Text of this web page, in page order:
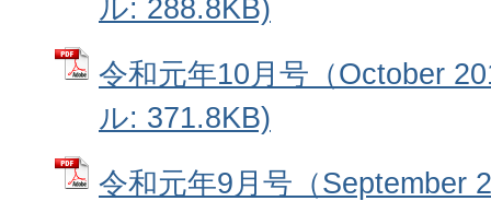
ル: 288.8KB)
令和元年10月号（October
ル: 371.8KB)
令和元年9月号（September